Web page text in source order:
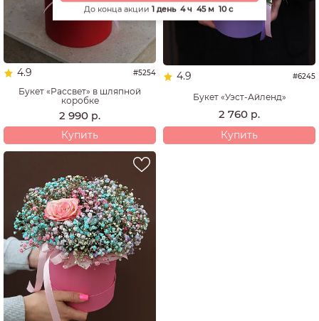
4.9 #5254
Букет «Рассвет» в шляпной
коробке
2 990 р.
Купить
4.9 #6245
Букет «Уэст-Айленд»
2 760 р.
Купить
До конца акции 1 день 4 ч 45 м 9 с